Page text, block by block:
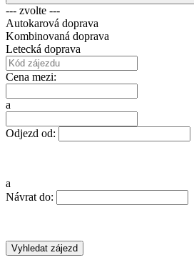
--- zvolte ---
Autokarová doprava
Kombinovaná doprava
Letecká doprava
Cena mezi:
a
Odjezd od:
a
Návrat do: